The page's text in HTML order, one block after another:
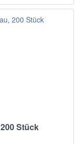
Stück